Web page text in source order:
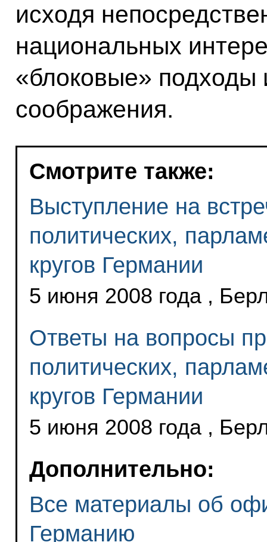
исходя
национальных
«блоковые» подходы
соображения.
Смотрите также:
Выступление на
политических,
кругов Германии
5 июня 2008 года ,
Ответы на вопросы
политических,
кругов Германии
5 июня 2008 года ,
Дополнительно:
Все материалы об
Германию